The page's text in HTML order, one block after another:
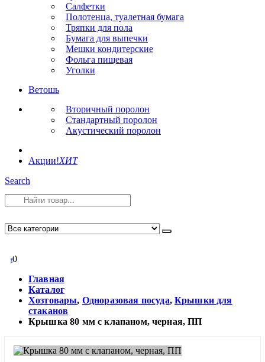
Салфетки
Полотенца, туалетная бумага
Тряпки для пола
Бумага для выпечки
Мешки кондитерские
Фольга пищевая
Уголки
Ветошь
Вторичный поролон
Стандартный поролон
Акустический поролон
Акции!ХИТ
Search
00
Главная
Каталог
Хозтовары, Одноразовая посуда, Крышки для
стаканов
Крышка 80 мм с клапаном, черная, ПП